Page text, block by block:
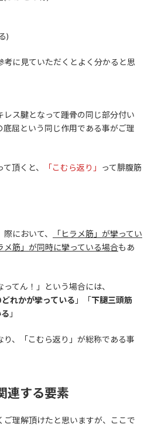
)
に見ていただくとよく分かると思
レス腱となって踵骨の同じ部分付い
屈という同じ作用である事がご理
頂くと、 「こむら返り」
って腓腹筋
において、
「ヒラメ筋」が攣ってい
メ筋」が同時に攣っている場合もあ
てん！」という場合には、
れかが攣っている 」「下腿三頭筋
」
り、「こむら返り」が総称である事
連する要素
理解頂けたと思いますが、ここで